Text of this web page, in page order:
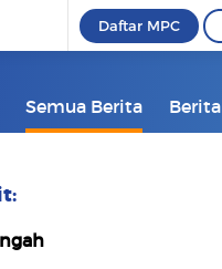
Daftar MPC
Semua Berita Berita